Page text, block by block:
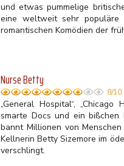
und etwas pummelige
eine weltweit sehr populäre
romantischen Komödien der
Nurse Betty
8/10
„General Hospital“,
smarte Docs und ein
bannt Millionen von
Kellnerin Betty Sizemore im
verschlingt.